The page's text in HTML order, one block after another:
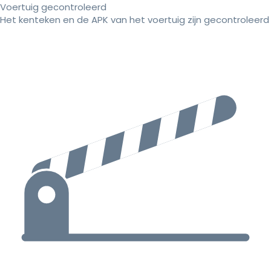
Voertuig gecontroleerd
Het kenteken en de APK van het voertuig zijn gecontroleerd